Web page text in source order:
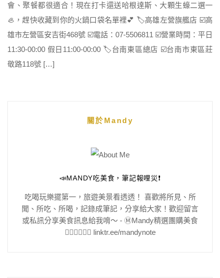
會、聚餐都很適合！現在打卡還送哈根達斯、大顆生蠔二選一
🦪，趕快收藏到你的火鍋口袋名單裡💕 🏷高雄左營旗艦店 ☑️高
雄市左營區安吉街468號 ☑️電話：07-5506811 ☑️營業時間：平日
11:30-00:00 假日11:00-00:00 🏷台南東區總店 ☑️台南市東區莊
敬路118號 […]
關於Mandy
📣MANDY吃美食，筆記報哩災❗️
吃喝玩樂擺第一，旅遊美景看透透！ 喜歡將所見、所
聞、所吃、所喝，記錄成筆記，分享給大家！歡迎留言
或私訊分享美食訊息給我唷～ - Ⓜ️Mandy精選團購美食
👇🏻👇🏻👇🏻 linktr.ee/mandynote